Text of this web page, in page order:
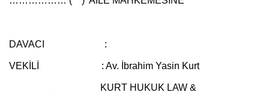
DAVACI :
VEKİLİ : Av. İbrahim Yasin Kurt
KURT HUKUK LAW &